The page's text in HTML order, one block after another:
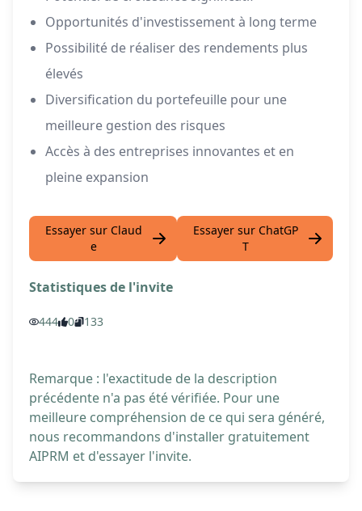
Opportunités d'investissement à long terme
Possibilité de réaliser des rendements plus
élevés
Diversification du portefeuille pour une
meilleure gestion des risques
Accès à des entreprises innovantes et en
pleine expansion
Essayer sur Claud
e
Essayer sur ChatGP
T
Statistiques de l'invite
444 0 133
Remarque : l'exactitude de la description
précédente n'a pas été vérifiée. Pour une
meilleure compréhension de ce qui sera généré,
nous recommandons d'installer gratuitement
AIPRM et d'essayer l'invite.